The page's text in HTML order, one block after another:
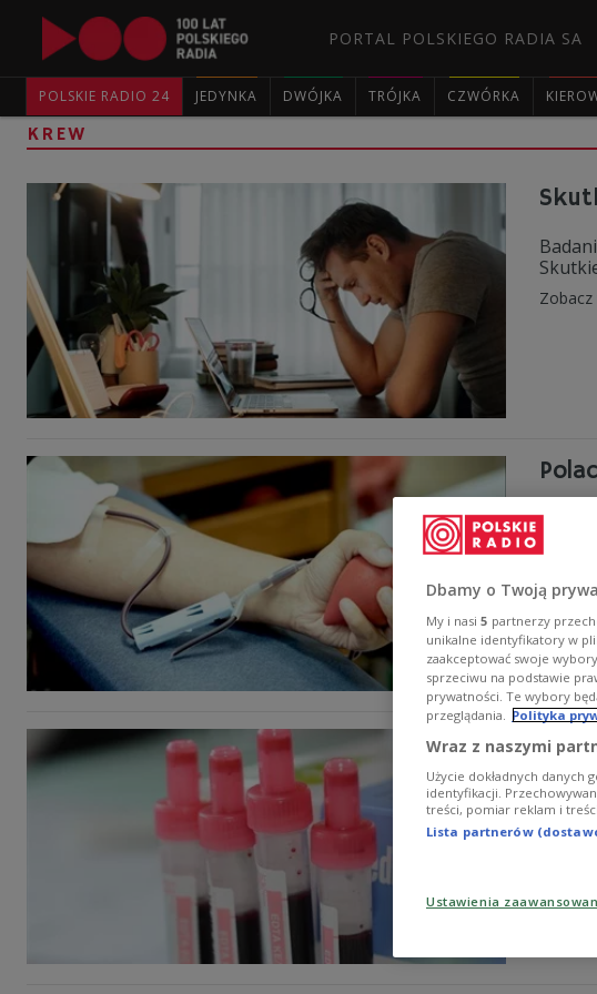
PORTAL POLSKIEGO RADIA SA
POLSKIE RADIO 24 JEDYNKA DWÓJKA TRÓJKA CZWÓRKA
KREW
roku
w
na
Dbamy o Twoją
My i nasi 5 partnerzy
unikalne identyfikatory w
zaakceptować swoje
sprzeciwu na podstawie
prywatności. Te wybory
przeglądania. Polityka
Wraz z naszymi
Użycie dokładnych danych
identyfikacji.
treści, pomiar reklam i
Lista partnerów
Ustawienia